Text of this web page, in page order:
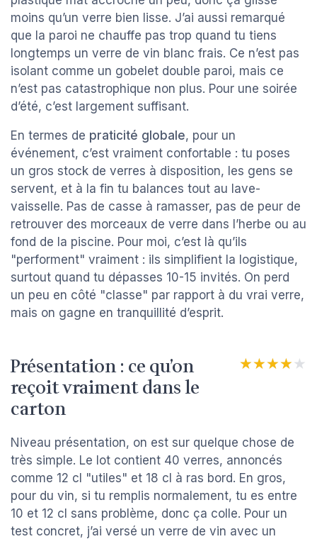
moins qu’un verre bien lisse. J’ai aussi remarqué
que la paroi ne chauffe pas trop quand tu tiens
longtemps un verre de vin blanc frais. Ce n’est pas
isolant comme un gobelet double paroi, mais ce
n’est pas catastrophique non plus. Pour une soirée
d’été, c’est largement suffisant.
En termes de praticité globale, pour un
événement, c’est vraiment confortable : tu poses
un gros stock de verres à disposition, les gens se
servent, et à la fin tu balances tout au lave-
vaisselle. Pas de casse à ramasser, pas de peur de
retrouver des morceaux de verre dans l’herbe ou au
fond de la piscine. Pour moi, c’est là qu’ils
"performent" vraiment : ils simplifient la logistique,
surtout quand tu dépasses 10-15 invités. On perd
un peu en côté "classe" par rapport à du vrai verre,
mais on gagne en tranquillité d’esprit.
Présentation : ce qu’on
reçoit vraiment dans le
carton
★★★★★
★★★★★
Niveau présentation, on est sur quelque chose de
très simple. Le lot contient 40 verres, annoncés
comme 12 cl "utiles" et 18 cl à ras bord. En gros,
pour du vin, si tu remplis normalement, tu es entre
10 et 12 cl sans problème, donc ça colle. Pour un
test concret, j’ai versé un verre de vin avec un